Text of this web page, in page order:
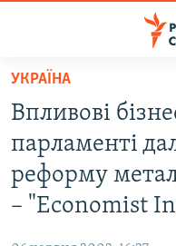
Перейти
основного
матеріалу
Перейти
до
основної
РАДІО СВОБОДА – 70
СТАТТІ
ПОЛІТИКА
ВІЙНА
УКРАЇНА
Впливові
парламенті
реформу
– "Economist